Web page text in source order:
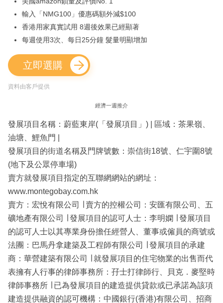
輸入「NMG100」優惠碼額外減$100
香港用家真實試用 8週後效果已經顯著
每週使用3次、每日25分鐘 髮量明顯增加
立即選購
資料由客戶提供
經濟一週推介
發展項目名稱：蔚藍東岸(「發展項目」) | 區域：茶果嶺、
油塘、鯉魚門 |
發展項目的街道名稱及門牌號數：崇信街18號、仁宇圍8號
(地下及公眾停車場)
賣方就發展項目指定的互聯網網站的網址：
www.montegobay.com.hk
賣方：宏悅有限公司 ∣ 賣方的控權公司：安匯有限公司、五
礦地產有限公司 ∣ 發展項目的認可人士：李明嫻 ∣ 發展項目
的認可人士以其專業身份擔任經營人、董事或僱員的商號或
法團：巴馬丹拿建築及工程師有限公司 ∣ 發展項目的承建
商：華營建築有限公司 ∣ 就發展項目的住宅物業的出售而代
表擁有人行事的律師事務所：孖士打律師行、貝克．麥堅時
律師事務所 ∣ 已為發展項目的建造提供貸款或已承諾為該項
建造提供融資的認可機構：中國銀行(香港)有限公司、招商